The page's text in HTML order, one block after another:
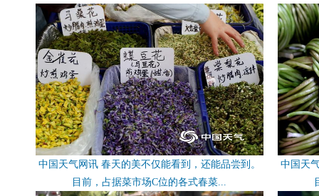
中国天气网讯 春天的美不仅能看到，还能品尝到。
目前，占据菜市场C位的各式春菜...
中国天